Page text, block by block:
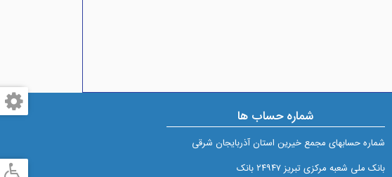
شماره حساب ها
شماره حسابهای مجمع خيرين استان آذربايجان شرقی
بانک ملی شعبه مرکزی تبريز ۲۴۹۴۷ بانک